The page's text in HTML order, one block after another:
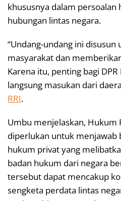
khususnya dalam
hubungan lintas negara.
“Undang-undang ini
masyarakat dan
Karena itu, penting bagi
langsung masukan dari
RRI.
Umbu menjelaskan, Hukum
diperlukan untuk menjawab
hukum privat yang
badan hukum dari negara
tersebut dapat mencakup
sengketa perdata lintas